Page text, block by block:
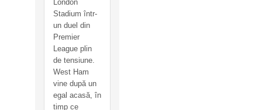
London
Stadium într-
un duel din
Premier
League plin
de tensiune.
West Ham
vine după un
egal acasă, în
timp ce